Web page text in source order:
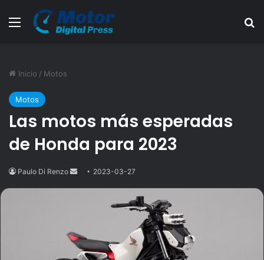
Menú
Inicio / Motos
Motos
Las motos más esperadas
de Honda para 2023
Paulo Di Renzo
Send2023-03-27